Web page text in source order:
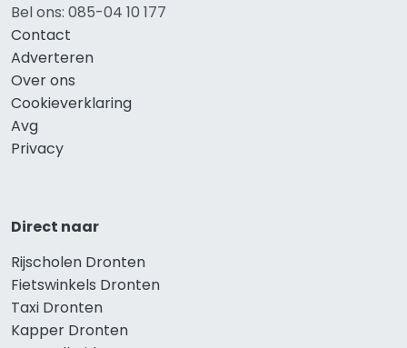
Bel ons: 085-04 10 177
Contact
Adverteren
Over ons
Cookieverklaring
Avg
Privacy
Direct naar
Rijscholen Dronten
Fietswinkels Dronten
Taxi Dronten
Kapper Dronten